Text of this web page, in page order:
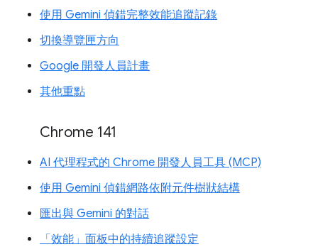
使用 Gemini 偵錯完整效能追蹤記錄
切換導覽匣方向
Google 開發人員計畫
其他重點
Chrome 141
AI 代理程式的 Chrome 開發人員工具 (MCP)
使用 Gemini 偵錯網路依附元件樹狀結構
匯出與 Gemini 的對話
「效能」面板中的持續追蹤設定